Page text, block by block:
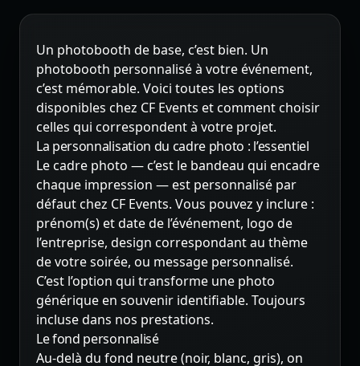
Un photobooth de base, c’est bien. Un
photobooth personnalisé à votre événement,
c’est mémorable. Voici toutes les options
disponibles chez CF Events et comment choisir
celles qui correspondent à votre projet.
La personnalisation du cadre photo : l’essentiel
Le cadre photo — c’est le bandeau qui encadre
chaque impression — est personnalisé par
défaut chez CF Events. Vous pouvez y inclure :
prénom(s) et date de l’événement, logo de
l’entreprise, design correspondant au thème
de votre soirée, ou message personnalisé.
C’est l’option qui transforme une photo
générique en souvenir identifiable. Toujours
incluse dans nos prestations.
Le fond personnalisé
Au-delà du fond neutre (noir, blanc, gris), on